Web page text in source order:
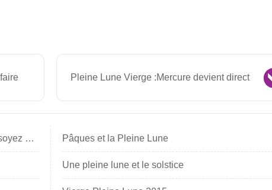
Pleine Lune Vierge :Mercure devient direct
Pleine Lune Vierge :Ne vous inquiétez pas, soyez heureux Pâques et la Pleine Lune
Une pleine lune et le solstice